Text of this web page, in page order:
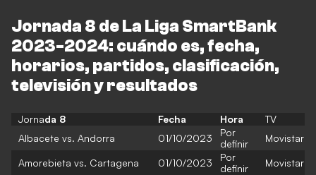
Jornada 8 de La Liga SmartBank
2023-2024: cuándo es, fecha,
horarios, partidos, clasificación,
televisión y resultados
Jornada 8 Fecha Hora
TV
Albacete vs. Andorra
01/10/2023
Por
definir
Movistar
Amorebieta vs. Cartagena 01/10/2023
Por
definir
Movistar